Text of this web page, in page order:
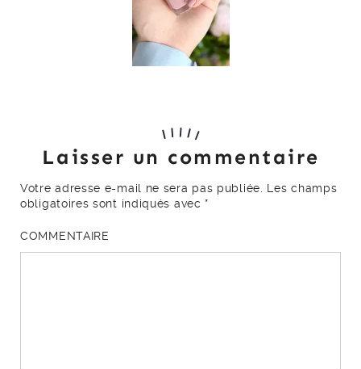
Laisser un commentaire
Votre adresse e-mail ne sera pas publiée.
Les champs
obligatoires sont indiqués avec *
COMMENTAIRE